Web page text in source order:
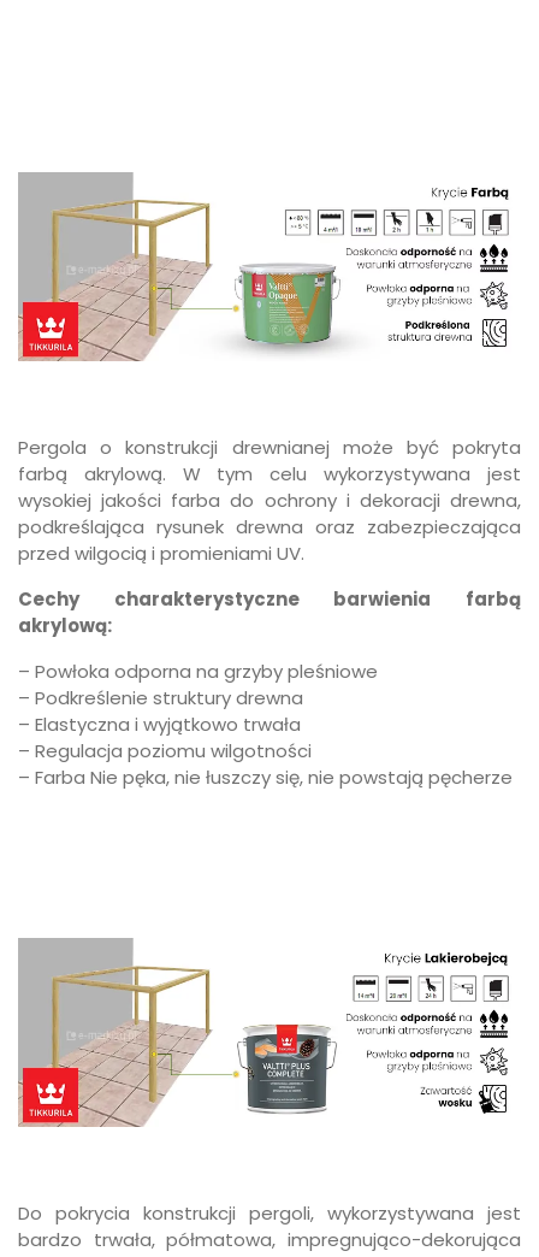
Pergola o konstrukcji drewnianej może być pokryta
farbą akrylową. W tym celu wykorzystywana jest
wysokiej jakości farba do ochrony i dekoracji drewna,
podkreślająca rysunek drewna oraz zabezpieczająca
przed wilgocią i promieniami UV.
Cechy charakterystyczne barwienia farbą
akrylową:
– Powłoka odporna na grzyby pleśniowe
– Podkreślenie struktury drewna
– Elastyczna i wyjątkowo trwała
– Regulacja poziomu wilgotności
– Farba Nie pęka, nie łuszczy się, nie powstają pęcherze
Do pokrycia konstrukcji pergoli, wykorzystywana jest
bardzo trwała, półmatowa, impregnująco-dekorująca